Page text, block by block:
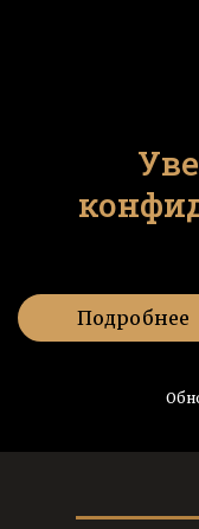
Подробнее